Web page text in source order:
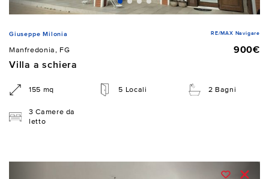
Giuseppe Milonia RE/MAX Navigare
Manfredonia, FG
900€
Villa a schiera
155 mq 5 Locali 2 Bagni
3 Camere da
letto